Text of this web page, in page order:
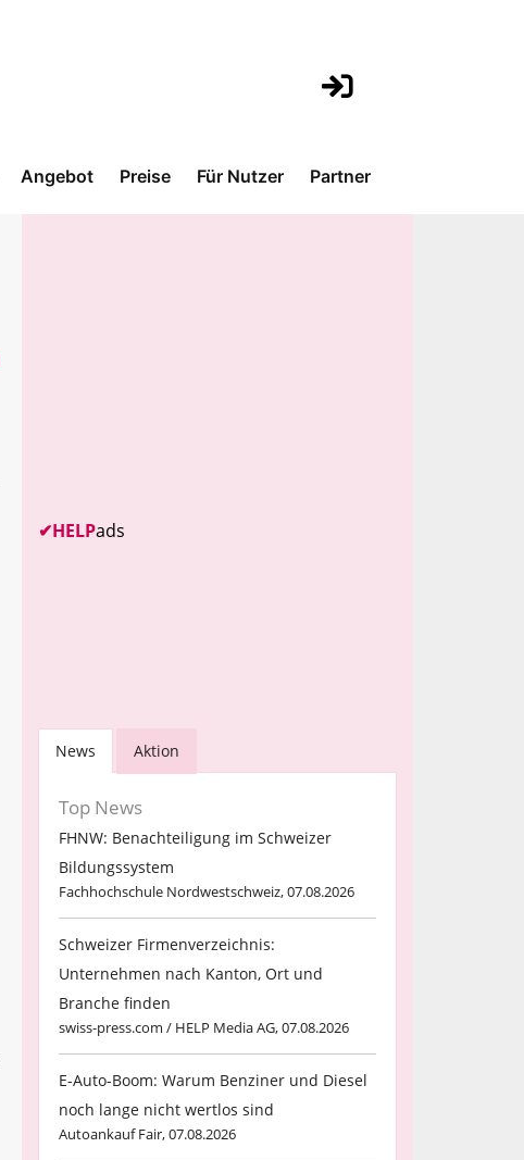
Angebot Preise Für Nutzer Partner
✔HELPads
News Aktion
Top News
FHNW: Benachteiligung im Schweizer
Bildungssystem
Fachhochschule Nordwestschweiz, 07.08.2026
Schweizer Firmenverzeichnis:
Unternehmen nach Kanton, Ort und
Branche finden
swiss-press.com / HELP Media AG, 07.08.2026
E-Auto-Boom: Warum Benziner und Diesel
noch lange nicht wertlos sind
Autoankauf Fair, 07.08.2026